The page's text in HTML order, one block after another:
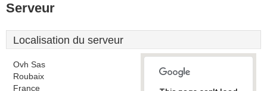
Serveur
Localisation du serveur
Ovh Sas
Roubaix
France